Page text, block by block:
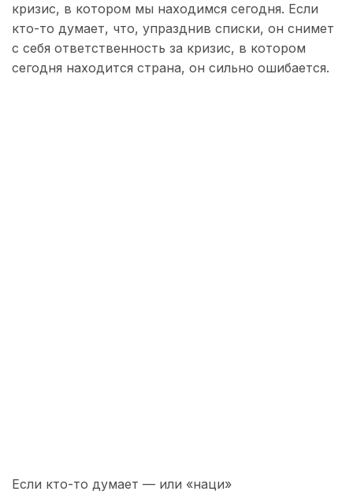
кризис, в котором мы находимся сегодня. Если
кто-то думает, что, упразднив списки, он снимет
с себя ответственность за кризис, в котором
сегодня находится страна, он сильно ошибается.
Если кто-то думает — или «наци»